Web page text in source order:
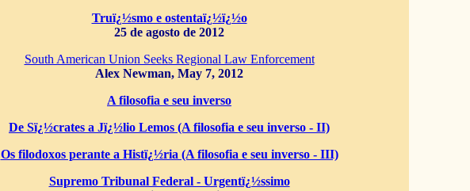
Truï¿½smo e ostentaï¿½ï¿½o
25 de agosto de 2012
South American Union Seeks Regional Law Enforcement
Alex Newman, May 7, 2012
A filosofia e seu inverso
De Sï¿½crates a Jï¿½lio Lemos (A filosofia e seu inverso - II)
Os filodoxos perante a Histï¿½ria (A filosofia e seu inverso - III)
Supremo Tribunal Federal - Urgentï¿½ssimo